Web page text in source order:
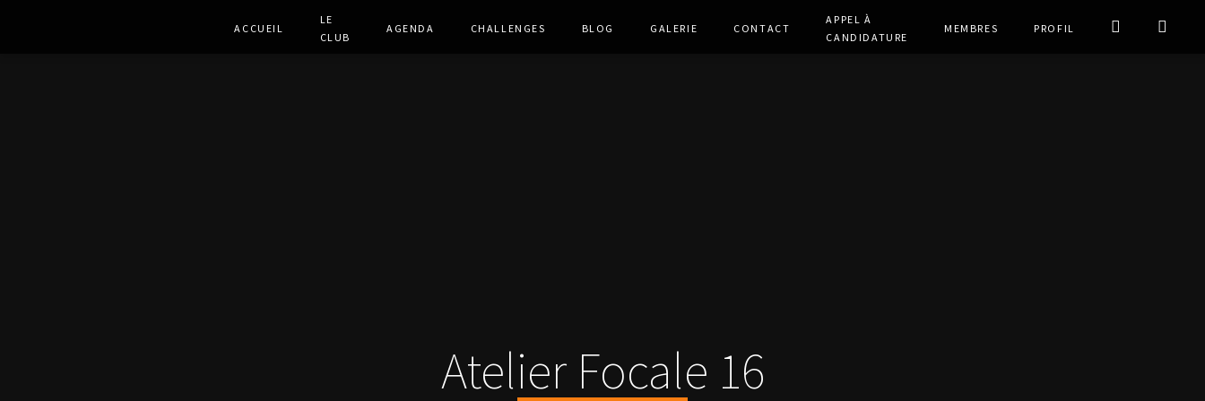
Accueil
Le
club
Agenda Challenges Blog Galerie Contact
Appel à
Candidature
Membres Profil
Atelier Focale 16